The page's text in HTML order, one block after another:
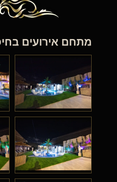
מתחם אירועים בחיפה עד